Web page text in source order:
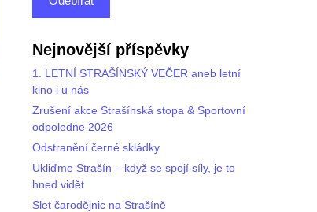
Nejnovější příspěvky
1. LETNÍ STRAŠÍNSKÝ VEČER aneb letní
kino i u nás
Zrušení akce Strašínská stopa & Sportovní
odpoledne 2026
Odstranění černé skládky
Ukliďme Strašín – když se spojí síly, je to
hned vidět
Slet čarodějnic na Strašíně